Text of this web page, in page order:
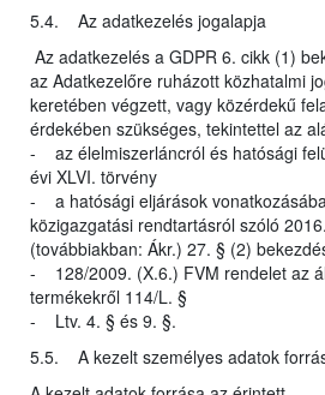
5.4. Az adatkezelés jogalapja
Az adatkezelés a GDPR 6. cikk (1)
az Adatkezelőre ruházott közhatalmi
keretében végzett, vagy közérdekű
érdekében szükséges, tekintettel az
- az élelmiszerláncról és hatósági
évi XLVI. törvény
- a hatósági eljárások
közigazgatási rendtartásról szóló
(továbbiakban: Ákr.) 27. § (2)
- 128/2009. (X.6.) FVM rendelet az
termékekről 114/L. §
- Ltv. 4. § és 9. §.
5.5. A kezelt személyes adatok